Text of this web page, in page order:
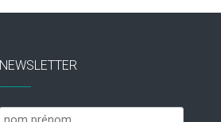
NEWSLETTER